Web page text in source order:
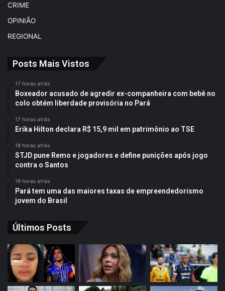
CRIME
OPINIÃO
REGIONAL
Posts Mais Vistos
17 horas atrás
Boxeador acusado de agredir ex-companheira com bebê no
colo obtém liberdade provisória no Pará
17 horas atrás
Erika Hilton declara R$ 15,9 mil em patrimônio ao TSE
18 horas atrás
STJD pune Remo e jogadores e define punições após jogo
contra o Santos
19 horas atrás
Pará tem uma das maiores taxas de empreendedorismo
jovem do Brasil
Últimos Posts